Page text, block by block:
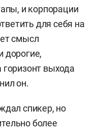
и корпорации
для себя на
смысл
дорогие,
горизонт выхода
он.
спикер, но
более